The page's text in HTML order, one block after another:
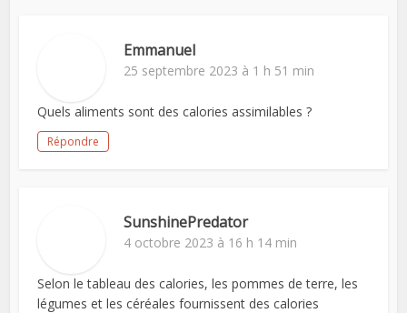
Emmanuel
25 septembre 2023 à 1 h 51 min
Quels aliments sont des calories assimilables ?
Répondre
SunshinePredator
4 octobre 2023 à 16 h 14 min
Selon le tableau des calories, les pommes de terre, les
légumes et les céréales fournissent des calories